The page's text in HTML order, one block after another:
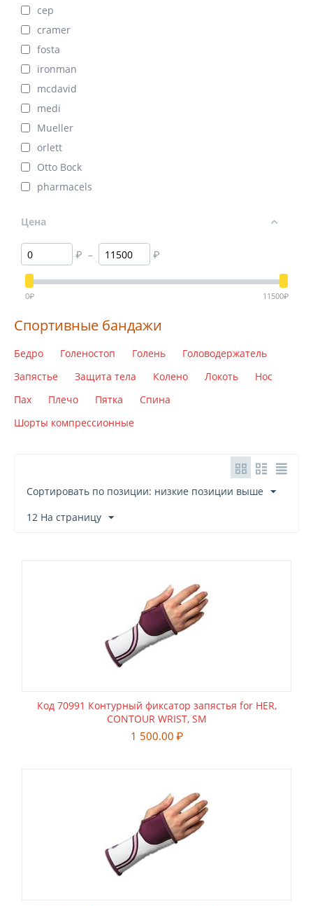
cep
cramer
fosta
ironman
mcdavid
medi
Mueller
orlett
Otto Bock
pharmacels
push
rehband
select
swedeo
Цена
₽ – ₽
0₽ 11500₽
Спортивные бандажи
Бедро Голеностоп Голень
Головодержатель
Запястье
Защита тела Колено Локоть
Нос
Пах
Плечо Пятка
Спина
Шорты компрессионные
Сортировать по позиции: низкие позиции выше
12 На страницу
Код 70991 Контурный фиксатор запястья for HER,
CONTOUR WRIST, SM
1 500.00 ₽